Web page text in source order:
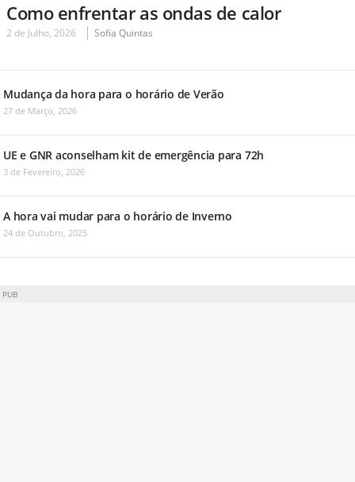
Como enfrentar as ondas de calor
2 de Julho, 2026 Sofia Quintas
Mudança da hora para o horário de Verão
27 de Março, 2026
UE e GNR aconselham kit de emergência para 72h
3 de Fevereiro, 2026
A hora vai mudar para o horário de Inverno
24 de Outubro, 2025
PUB